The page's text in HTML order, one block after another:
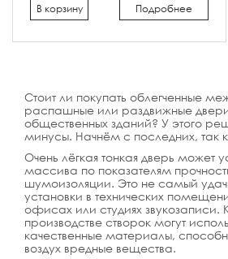
Подробнее
В корзину
Стоит ли покупать облегченные
распашные или раздвижные двери
общественных зданий? У этого
минусы. Начнём с последних, так
Очень лёгкая тонкая дверь может
массива по показателям
шумоизоляции. Это не самый
установки в технических
офисах или студиях звукозаписи.
производстве створок могут
качественные материалы,
воздух вредные вещества.